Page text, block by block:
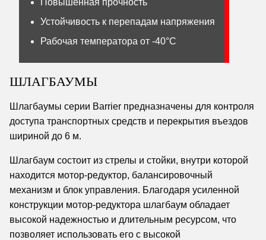
Устойчивость к перепадам напряжения
Рабочая температора от -40°С
ШЛАГБАУМЫ
Шлагбаумы серии Barrier предназначены для контроля
доступа транспортных средств и перекрытия въездов
шириной до 6 м.
Шлагбаум состоит из стрелы и стойки, внутри которой
находится мотор-редуктор, балансировочный
механизм и блок управления. Благодаря усиленной
конструкции мотор-редуктора шлагбаум обладает
высокой надежностью и длительным ресурсом, что
позволяет использовать его с высокой